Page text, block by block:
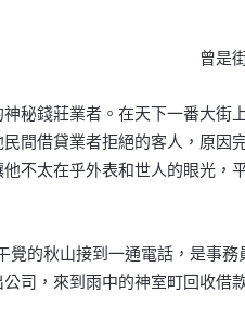
曾是
秘錢莊業者。在天下一番大街
間借貸業者拒絕的客人，原因
不太在乎外表和世人的眼光
的秋山接到一通電話，是事務
司，來到雨中的神室町回收